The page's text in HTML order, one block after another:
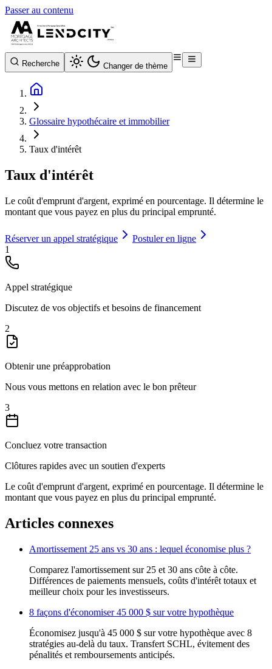
Passer au contenu
Recherche Changer de thème
Glossaire hypothécaire et immobilier
Taux d'intérêt
Taux d'intérêt
Le coût d'emprunt d'argent, exprimé en pourcentage. Il détermine le
montant que vous payez en plus du principal emprunté.
Réserver un appel stratégique
Postuler en ligne
1
Appel stratégique
Discutez de vos objectifs et besoins de financement
2
Obtenir une préapprobation
Nous vous mettons en relation avec le bon prêteur
3
Concluez votre transaction
Clôtures rapides avec un soutien d'experts
Le coût d'emprunt d'argent, exprimé en pourcentage. Il détermine le
montant que vous payez en plus du principal emprunté.
Articles connexes
Amortissement 25 ans vs 30 ans : lequel économise plus ?
Comparez l'amortissement sur 25 et 30 ans côte à côte.
Différences de paiements mensuels, coûts d'intérêt totaux et
meilleur choix pour les investisseurs.
8 façons d'économiser 45 000 $ sur votre hypothèque
Économisez jusqu'à 45 000 $ sur votre hypothèque avec 8
stratégies au-delà du taux. Transfert SCHL, évitement des
pénalités et remboursements anticipés.